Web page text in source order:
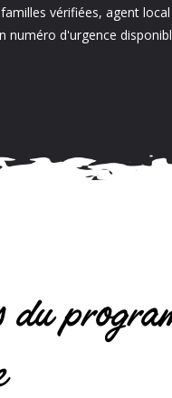
vérifiées, agent
numéro d'urgence
du